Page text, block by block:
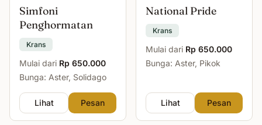
Simfoni
Penghormatan
Krans
Mulai dari Rp 650.000
Bunga: Aster, Solidago
Lihat Pesan
National Pride
Krans
Mulai dari Rp 650.000
Bunga: Aster, Pikok
Lihat Pesan